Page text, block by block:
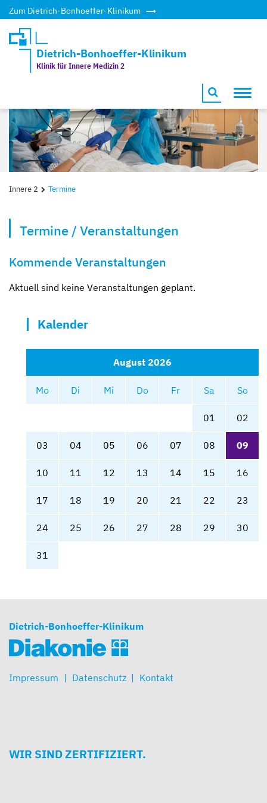
Zum Dietrich-Bonhoeffer-Klinikum
Dietrich-Bonhoeffer-Klinikum
Klinik für Innere Medizin 2
Innere 2 Termine
Termine / Veranstaltungen
Kommende Veranstaltungen
Aktuell sind keine Veranstaltungen geplant.
Kalender
August 2026
Mo Di Mi Do Fr Sa So
01 02
03 04 05 06 07 08 09
10 11 12 13 14 15 16
17 18 19 20 21 22 23
24 25 26 27 28 29 30
31
Dietrich-Bonhoeffer-Klinikum
Impressum Datenschutz Kontakt
WIR SIND ZERTIFIZIERT.